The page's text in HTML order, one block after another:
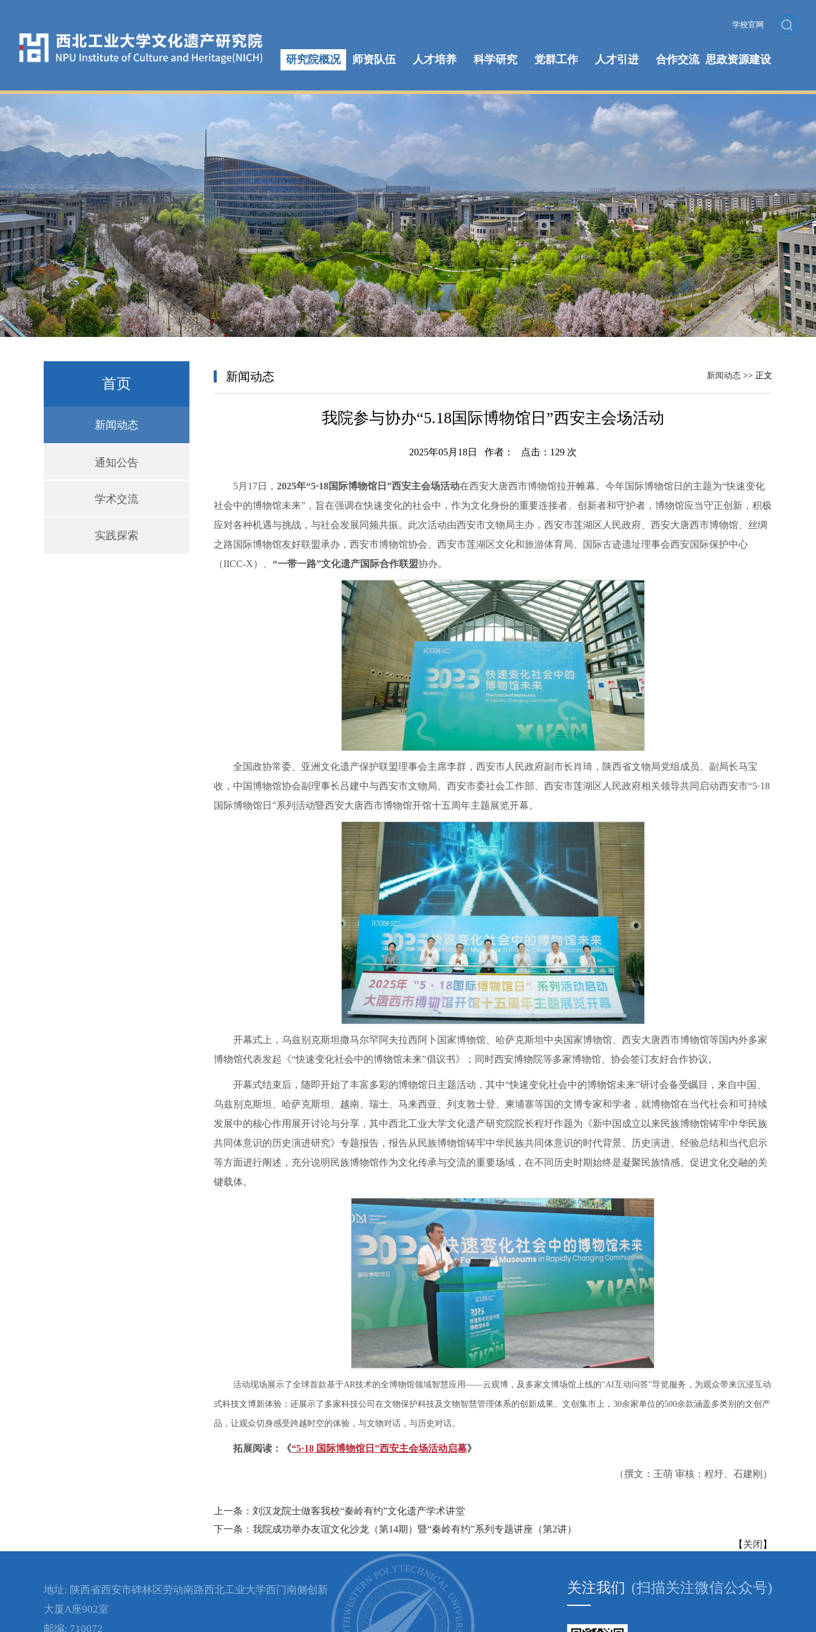
学校官网
研究院概况 师资队伍 人才培养 科学研究 党群工作 人才引进 合作交流 思政资源建设
首页
新闻动态
通知公告
学术交流
实践探索
新闻动态 新闻动态 >> 正文
我院参与协办“5.18国际博物馆日”西安主会场活动
2025年05月18日 作者： 点击： 129 次
5月17日， 2025年“5·18国际博物馆日”西安主会场活动在西安大唐西市博物馆拉开帷幕。今年国际博物馆日的主题为“快速变化
社会中的博物馆未来”，旨在强调在快速变化的社会中，作为文化身份的重要连接者、创新者和守护者，博物馆应当守正创新，积极
应对各种机遇与挑战，与社会发展同频共振。此次活动由西安市文物局主办，西安市莲湖区人民政府、西安大唐西市博物馆、丝绸
之路国际博物馆友好联盟承办，西安市博物馆协会、西安市莲湖区文化和旅游体育局、国际古迹遗址理事会西安国际保护中心
（IICC-X）、 “一带一路”文化遗产国际合作联盟协办。
全国政协常委、亚洲文化遗产保护联盟理事会主席李群，西安市人民政府副市长肖琦，陕西省文物局党组成员、副局长马宝
收，中国博物馆协会副理事长吕建中与西安市文物局、西安市委社会工作部、西安市莲湖区人民政府相关领导共同启动西安市“5·18
国际博物馆日”系列活动暨西安大唐西市博物馆开馆十五周年主题展览开幕。
开幕式上，乌兹别克斯坦撒马尔罕阿夫拉西阿卜国家博物馆、哈萨克斯坦中央国家博物馆、西安大唐西市博物馆等国内外多家
博物馆代表发起《“快速变化社会中的博物馆未来”倡议书》；同时西安博物院等多家博物馆、协会签订友好合作协议。
开幕式结束后，随即开始了丰富多彩的博物馆日主题活动，其中“快速变化社会中的博物馆未来”研讨会备受瞩目，来自中国、
乌兹别克斯坦、哈萨克斯坦、越南、瑞士、马来西亚、列支敦士登、柬埔寨等国的文博专家和学者，就博物馆在当代社会和可持续
发展中的核心作用展开讨论与分享，其中西北工业大学文化遗产研究院院长程圩作题为《新中国成立以来民族博物馆铸牢中华民族
共同体意识的历史演进研究》专题报告，报告从民族博物馆铸牢中华民族共同体意识的时代背景、历史演进、经验总结和当代启示
等方面进行阐述，充分说明民族博物馆作为文化传承与交流的重要场域，在不同历史时期始终是凝聚民族情感、促进文化交融的关
键载体。
活动现场展示了全球首款基于AR技术的全博物馆领域智慧应用——云观博，及多家文博场馆上线的“AI互动问答”导览服务，为观众带来沉浸互动
式科技文博新体验；还展示了多家科技公司在文物保护科技及文物智慧管理体系的创新成果。文创集市上，30余家单位的500余款涵盖多类别的文创产
品，让观众切身感受跨越时空的体验，与文物对话，与历史对话。
拓展阅读： 《“5·18 国际博物馆日”西安主会场活动启幕》
（撰文：王萌 审核：程圩、石建刚）
上一条：刘汉龙院士做客我校“秦岭有约”文化遗产学术讲堂
下一条：我院成功举办友谊文化沙龙（第14期）暨“秦岭有约”系列专题讲座（第2讲）
【 关闭 】
地址: 陕西省西安市碑林区劳动南路西北工业大学西门南侧创新
大厦A座902室
邮编: 710072
关注我们 (扫描关注微信公众号)